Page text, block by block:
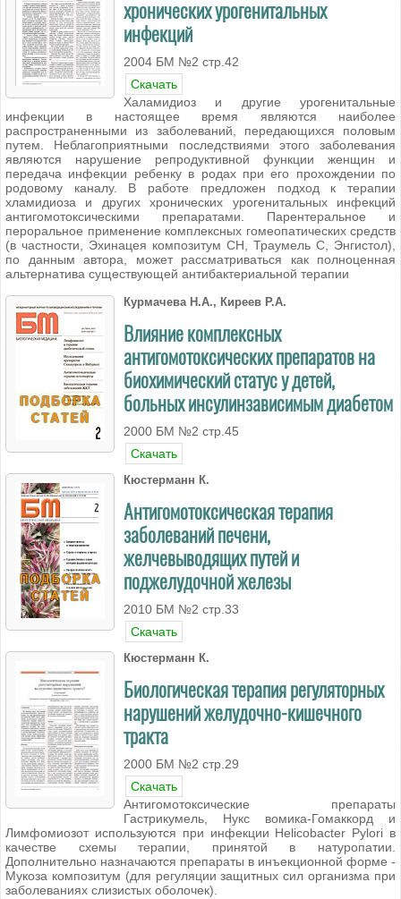
хронических урогенитальных
инфекций
2004 БМ №2 стр.42
Скачать
Халамидиоз и другие урогенитальные
инфекции в настоящее время являются наиболее
распространенными из заболеваний, передающихся половым
путем. Неблагоприятными последствиями этого заболевания
являются нарушение репродуктивной функции женщин и
передача инфекции ребенку в родах при его прохождении по
родовому каналу. В работе предложен подход к терапии
хламидиоза и других хронических урогенитальных инфекций
антигомотоксическими препаратами. Парентеральное и
пероральное применение комплексных гомеопатических средств
(в частности, Эхинацея композитум СН, Траумель С, Энгистол),
по данным автора, может рассматриваться как полноценная
альтернатива существующей антибактериальной терапии
Курмачева Н.А., Киреев Р.А.
Влияние комплексных
антигомотоксических препаратов на
биохимический статус у детей,
больных инсулинзависимым диабетом
2000 БМ №2 стр.45
Скачать
Кюстерманн К.
Антигомотоксическая терапия
заболеваний печени,
желчевыводящих путей и
поджелудочной железы
2010 БМ №2 стр.33
Скачать
Кюстерманн К.
Биологическая терапия регуляторных
нарушений желудочно-кишечного
тракта
2000 БМ №2 стр.29
Скачать
Антигомотоксические препараты
Гастрикумель, Нукс вомика-Гомаккорд и
Лимфомиозот используются при инфекции Helicobacter Pylori в
качестве схемы терапии, принятой в натуропатии.
Дополнительно назначаются препараты в инъекционной форме -
Мукоза композитум (для регуляции защитных сил организма при
заболеваниях слизистых оболочек).